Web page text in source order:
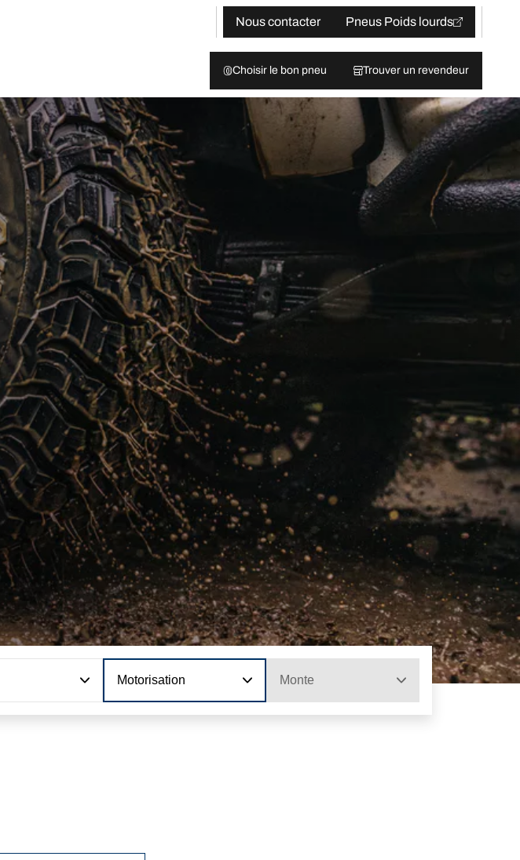
Nous contacter
Pneus Poids lourds
Choisir le bon pneu Trouver un revendeur
Motorisation Monte